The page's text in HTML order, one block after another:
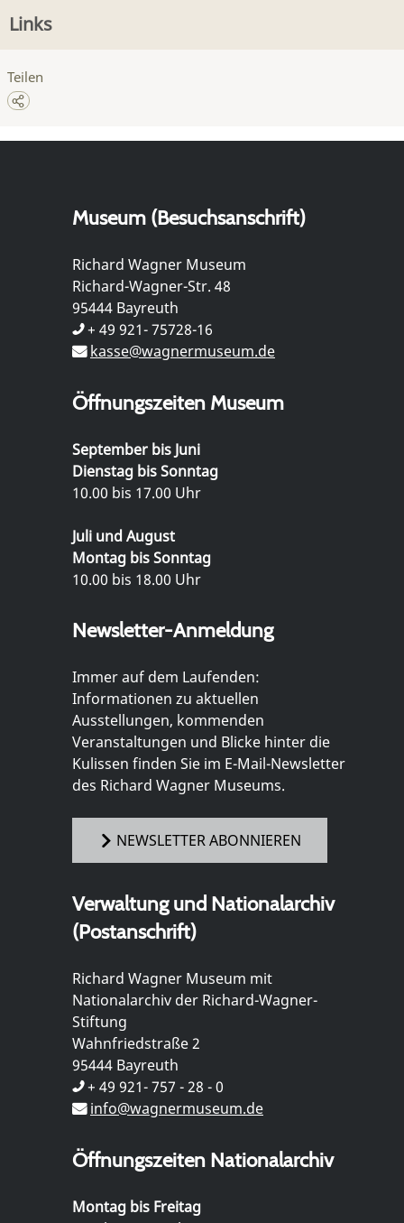
Links
Teilen
Museum (Besuchsanschrift)
Richard Wagner Museum
Richard-Wagner-Str. 48
95444 Bayreuth
+ 49 921- 75728-16
kasse@wagnermuseum.de
Öffnungszeiten Museum
September bis Juni
Dienstag bis Sonntag
10.00 bis 17.00 Uhr
Juli und August
Montag bis Sonntag
10.00 bis 18.00 Uhr
Newsletter-Anmeldung
Immer auf dem Laufenden:
Informationen zu aktuellen
Ausstellungen, kommenden
Veranstaltungen und Blicke hinter die
Kulissen finden Sie im E-Mail-Newsletter
des Richard Wagner Museums.
NEWSLETTER ABONNIEREN
Verwaltung und Nationalarchiv
(Postanschrift)
Richard Wagner Museum mit
Nationalarchiv der Richard-Wagner-
Stiftung
Wahnfriedstraße 2
95444 Bayreuth
+ 49 921- 757 - 28 - 0
info@wagnermuseum.de
Öffnungszeiten Nationalarchiv
Montag bis Freitag